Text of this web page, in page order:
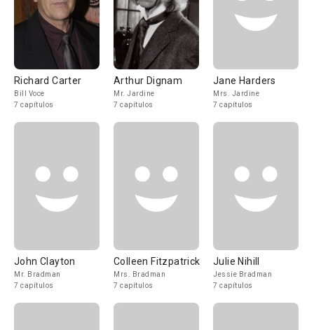
Richard Carter
Bill Voce
7 capítulos
Arthur Dignam
Mr. Jardine
7 capítulos
Jane Harders
Mrs. Jardine
7 capítulos
John Clayton
Mr. Bradman
7 capítulos
Colleen Fitzpatrick
Mrs. Bradman
7 capítulos
Julie Nihill
Jessie Bradman
7 capítulos